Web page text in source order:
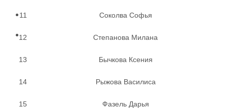
КОНТАКТЫ
ОПЛАТА УЧАСТИЯ. КАТЕГОРИИ
11 Соколва Софья
12 Степанова Милана
13 Бычкова Ксения
14 Рыжова Василиса
15 Фазель Дарья